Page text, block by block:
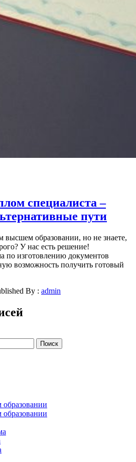
специалиста –
пути
высшем образовании, но не знаете,
У нас есть решение!
по изготовлению документов
возможность получить готовый
By : admin